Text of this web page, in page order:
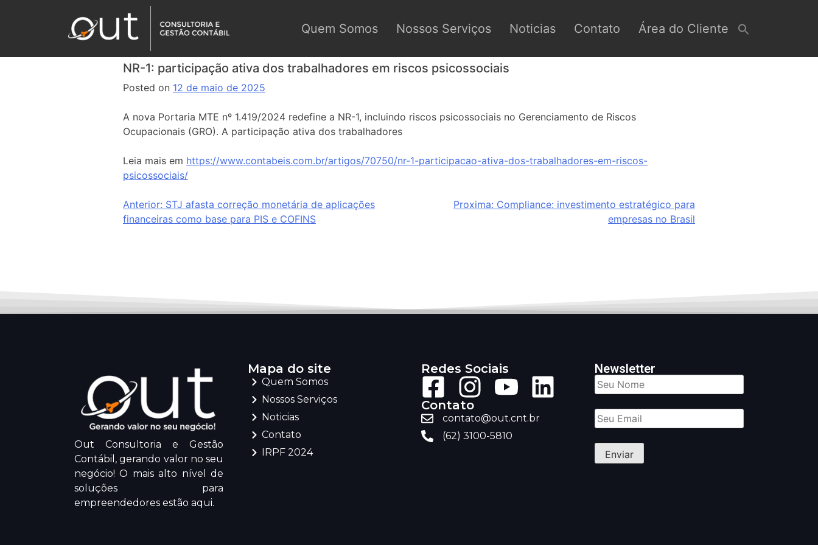
Quem Somos Nossos Serviços Noticias Contato Área do Cliente
NR-1: participação ativa dos trabalhadores em riscos psicossociais
Posted on 12 de maio de 2025
A nova Portaria MTE nº 1.419/2024 redefine a NR-1, incluindo riscos psicossociais no Gerenciamento de Riscos
Ocupacionais (GRO). A participação ativa dos trabalhadores
Leia mais em https://www.contabeis.com.br/artigos/70750/nr-1-participacao-ativa-dos-trabalhadores-em-riscos-
psicossociais/
Anterior: STJ afasta correção monetária de aplicações
financeiras como base para PIS e COFINS
Proxima: Compliance: investimento estratégico para
empresas no Brasil
Out Consultoria e Gestão
Contábil, gerando valor no seu
negócio! O mais alto nível de
soluções para
empreendedores estão aqui.
Mapa do site
Quem Somos
Nossos Serviços
Noticias
Contato
IRPF 2024
Redes Sociais
Contato
contato@out.cnt.br
(62) 3100-5810
Newsletter